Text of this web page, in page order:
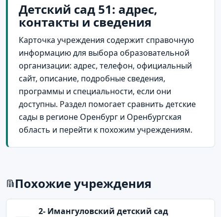
Детский сад 51: адрес,
контакты и сведения
Карточка учреждения содержит справочную
информацию для выбора образовательной
организации: адрес, телефон, официальный
сайт, описание, подробные сведения,
программы и специальности, если они
доступны. Раздел помогает сравнить детские
сады в регионе Оренбург и Оренбургская
область и перейти к похожим учреждениям.
Похожие учреждения
2- Имангуловский детский сад